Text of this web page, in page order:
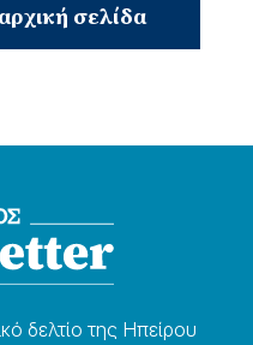
σελίδα
δελτίο της Ηπείρου